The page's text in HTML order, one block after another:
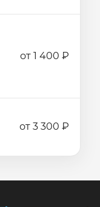
от 1 400 ₽
от 3 300 ₽